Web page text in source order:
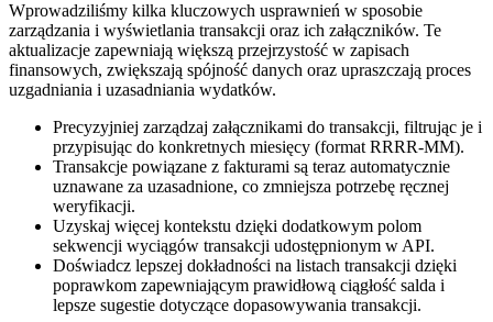
Wprowadziliśmy kilka kluczowych usprawnień w sposobie
zarządzania i wyświetlania transakcji oraz ich załączników. Te
aktualizacje zapewniają większą przejrzystość w zapisach
finansowych, zwiększają spójność danych oraz upraszczają proces
uzgadniania i uzasadniania wydatków.
Precyzyjniej zarządzaj załącznikami do transakcji, filtrując je i
przypisując do konkretnych miesięcy (format RRRR-MM).
Transakcje powiązane z fakturami są teraz automatycznie
uznawane za uzasadnione, co zmniejsza potrzebę ręcznej
weryfikacji.
Uzyskaj więcej kontekstu dzięki dodatkowym polom
sekwencji wyciągów transakcji udostępnionym w API.
Doświadcz lepszej dokładności na listach transakcji dzięki
poprawkom zapewniającym prawidłową ciągłość salda i
lepsze sugestie dotyczące dopasowywania transakcji.